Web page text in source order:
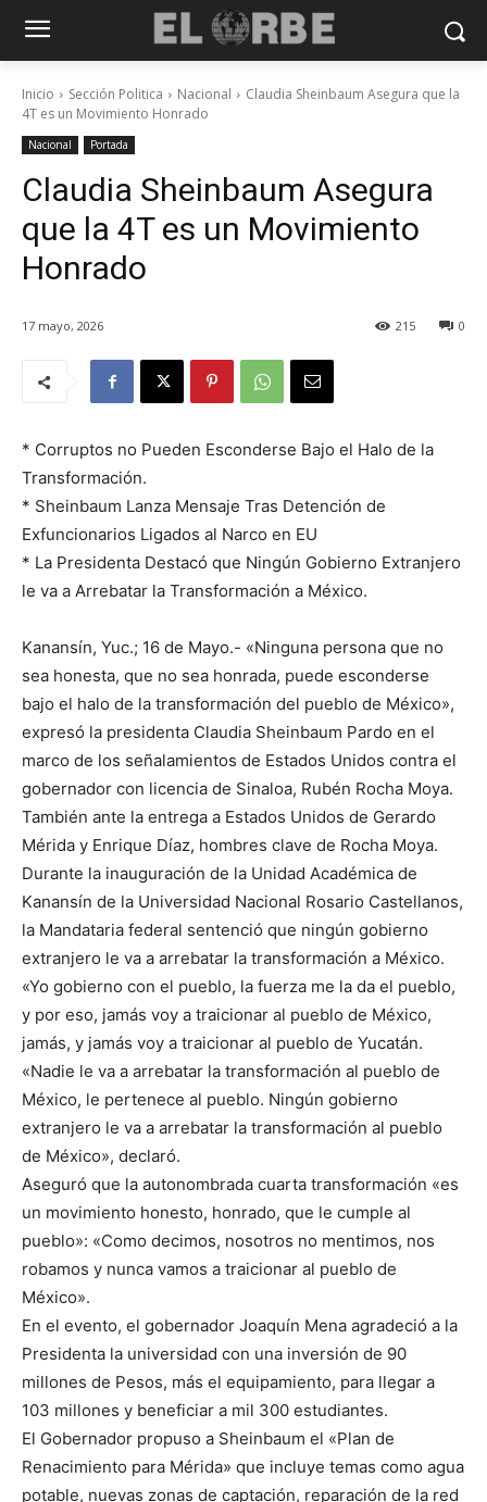
Inicio Sección Politica Nacional
Claudia Sheinbaum Asegura que la
4T es un Movimiento Honrado
Nacional Portada
Claudia Sheinbaum Asegura
que la 4T es un Movimiento
Honrado
17 mayo, 2026 0
215
* Corruptos no Pueden Esconderse Bajo el Halo de la
Transformación.
* Sheinbaum Lanza Mensaje Tras Detención de
Exfuncionarios Ligados al Narco en EU
* La Presidenta Destacó que Ningún Gobierno Extranjero
le va a Arrebatar la Transformación a México.
Kanansín, Yuc.; 16 de Mayo.- «Ninguna persona que no
sea honesta, que no sea honrada, puede esconderse
bajo el halo de la transformación del pueblo de México»,
expresó la presidenta Claudia Sheinbaum Pardo en el
marco de los señalamientos de Estados Unidos contra el
gobernador con licencia de Sinaloa, Rubén Rocha Moya.
También ante la entrega a Estados Unidos de Gerardo
Mérida y Enrique Díaz, hombres clave de Rocha Moya.
Durante la inauguración de la Unidad Académica de
Kanansín de la Universidad Nacional Rosario Castellanos,
la Mandataria federal sentenció que ningún gobierno
extranjero le va a arrebatar la transformación a México.
«Yo gobierno con el pueblo, la fuerza me la da el pueblo,
y por eso, jamás voy a traicionar al pueblo de México,
jamás, y jamás voy a traicionar al pueblo de Yucatán.
«Nadie le va a arrebatar la transformación al pueblo de
México, le pertenece al pueblo. Ningún gobierno
extranjero le va a arrebatar la transformación al pueblo
de México», declaró.
Aseguró que la autonombrada cuarta transformación «es
un movimiento honesto, honrado, que le cumple al
pueblo»: «Como decimos, nosotros no mentimos, nos
robamos y nunca vamos a traicionar al pueblo de
México».
En el evento, el gobernador Joaquín Mena agradeció a la
Presidenta la universidad con una inversión de 90
millones de Pesos, más el equipamiento, para llegar a
103 millones y beneficiar a mil 300 estudiantes.
El Gobernador propuso a Sheinbaum el «Plan de
Renacimiento para Mérida» que incluye temas como agua
potable, nuevas zonas de captación, reparación de la red